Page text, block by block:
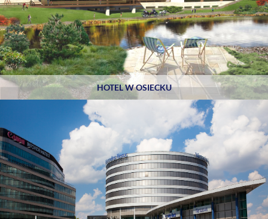
HOTEL W OSIECKU